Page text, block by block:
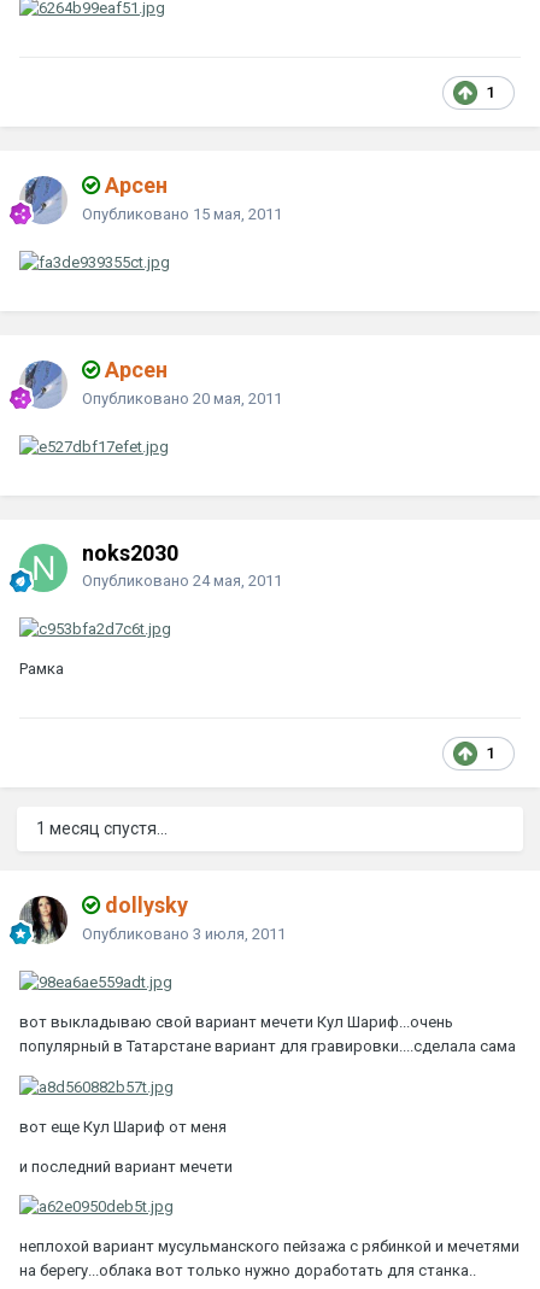
1
Арсен
Опубликовано 15 мая, 2011
Арсен
Опубликовано 20 мая, 2011
noks2030
Опубликовано 24 мая, 2011
Рамка
1
1 месяц спустя...
dollysky
Опубликовано 3 июля, 2011
вот выкладываю свой вариант мечети Кул Шариф...очень
популярный в Татарстане вариант для гравировки....сделала сама
вот еще Кул Шариф от меня
и последний вариант мечети
неплохой вариант мусульманского пейзажа с рябинкой и мечетями
на берегу...облака вот только нужно доработать для станка..